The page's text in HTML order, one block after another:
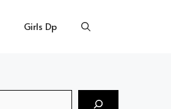
Girls Dp